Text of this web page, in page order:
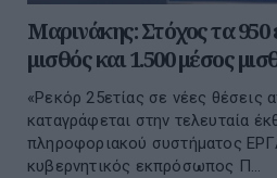
Μαρινάκης: Στόχος τα
μισθός και 1.500 μέσος
«Ρεκόρ 25ετίας σε νέες θέσεις
καταγράφεται στην τελευταία
πληροφοριακού συστήματος
κυβερνητικός εκπρόσωπος Π...